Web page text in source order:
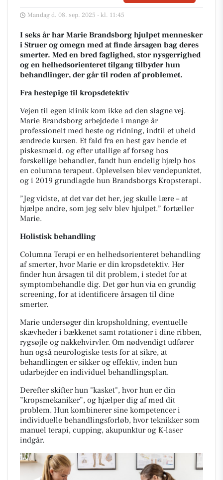
Mandag d. 08. sep. 2025 - kl. 11:45
I seks år har Marie Brandsborg hjulpet mennesker
i Struer og omegn med at finde årsagen bag deres
smerter. Med en bred faglighed, stor nysgerrighed
og en helhedsorienteret tilgang tilbyder hun
behandlinger, der går til roden af problemet.
Fra hestepige til kropsdetektiv
Vejen til egen klinik kom ikke ad den slagne vej.
Marie Brandsborg arbejdede i mange år
professionelt med heste og ridning, indtil et uheld
ændrede kursen. Et fald fra en hest gav hende et
piskesmæld, og efter utallige af forsøg hos
forskellige behandler, fandt hun endelig hjælp hos
en columna terapeut. Oplevelsen blev vendepunktet,
og i 2019 grundlagde hun Brandsborgs Kropsterapi.
”Jeg vidste, at det var det her, jeg skulle lære – at
hjælpe andre, som jeg selv blev hjulpet.” fortæller
Marie.
Holistisk behandling
Columna Terapi er en helhedsorienteret behandling
af smerter, hvor Marie er din kropsdetektiv. Her
finder hun årsagen til dit problem, i stedet for at
symptombehandle dig. Det gør hun via en grundig
screening, for at identificere årsagen til dine
smerter.
Marie undersøger din kropsholdning, eventuelle
skævheder i bækkenet samt rotationer i dine ribben,
rygsøjle og nakkehvirvler. Om nødvendigt udfører
hun også neurologiske tests for at sikre, at
behandlingen er sikker og effektiv, inden hun
udarbejder en individuel behandlingsplan.
Derefter skifter hun "kasket", hvor hun er din
”kropsmekaniker”, og hjælper dig af med dit
problem. Hun kombinerer sine kompetencer i
individuelle behandlingsforløb, hvor teknikker som
manuel terapi, cupping, akupunktur og K-laser
indgår.